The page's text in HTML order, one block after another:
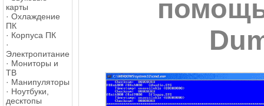
карты
· Охлаждение
ПК
· Корпуса ПК
·
Электропитание
· Мониторы и
ТВ
· Манипуляторы
· Ноутбуки,
десктопы